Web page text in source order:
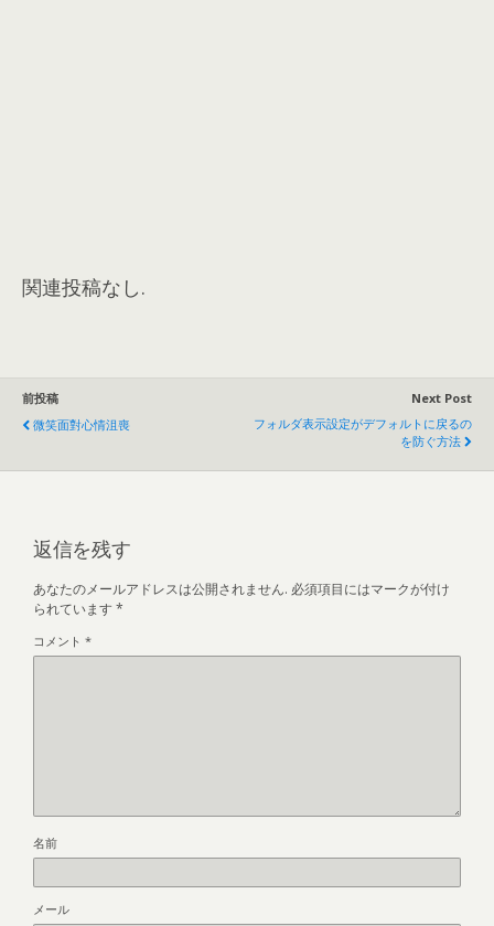
関連投稿なし.
前投稿
微笑面對心情沮喪
Next Post
フォルダ表示設定がデフォルトに戻るの
を防ぐ方法
返信を残す
あなたのメールアドレスは公開されません. 必須項目にはマークが付け
られています *
コメント *
名前
メール